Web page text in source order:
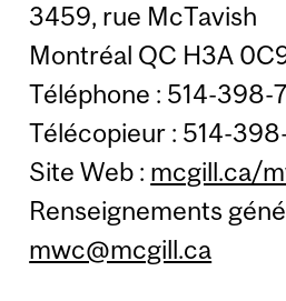
3459, rue McTavish
Montréal QC H3A
Téléphone : 514-398-
Télécopieur : 514-
Site Web : mcgill.ca/
Renseignements
mwc@mcgill.ca